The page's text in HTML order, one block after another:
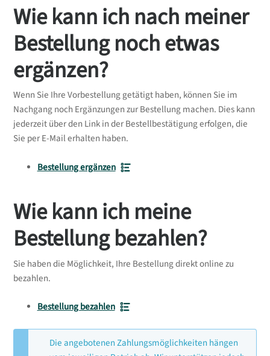
Wie kann ich nach meiner
Bestellung noch etwas
ergänzen?
Wenn Sie Ihre Vorbestellung getätigt haben, können Sie im
Nachgang noch Ergänzungen zur Bestellung machen. Dies kann
jederzeit über den Link in der Bestellbestätigung erfolgen, die
Sie per E-Mail erhalten haben.
Bestellung ergänzen
Wie kann ich meine
Bestellung bezahlen?
Sie haben die Möglichkeit, Ihre Bestellung direkt online zu
bezahlen.
Bestellung bezahlen
Die angebotenen Zahlungsmöglichkeiten hängen